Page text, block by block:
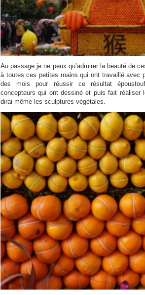
Au passage je ne peux qu’admirer la beauté de
à toutes ces petites mains qui ont travaillé avec
des mois pour réussir ce résultat
concepteurs qui ont dessiné et puis fait réaliser
dirai même les sculptures végétales.